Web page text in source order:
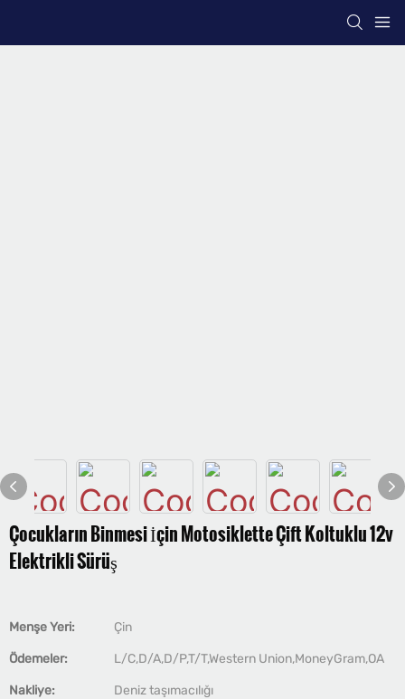
Çocukların Binmesi İçin Motosiklette Çift Koltuklu 12v
Elektrikli Sürüş
Menşe Yeri: Çin
Ödemeler: L/C,D/A,D/P,T/T,Western Union,MoneyGram,OA
Nakliye: Deniz taşımacılığı